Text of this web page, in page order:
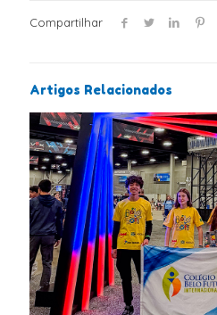
Compartilhar
Artigos Relacionados